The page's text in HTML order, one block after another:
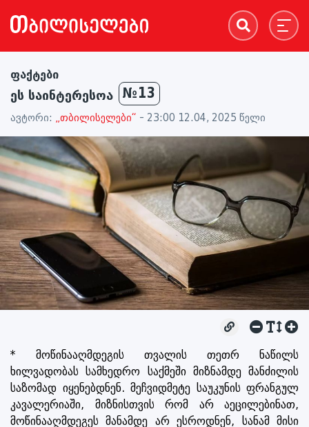
ფაქტები
ეს საინტერესოა №13
ავტორი: „თბილისელები“ - 23:00 12.04, 2025 წელი
* მოწინააღმდეგის თვალის თეთრ ნაწილს
ხილვადობას სამხედრო საქმეში მიზნამდე მანძილის
საზომად იყენებდნენ. მეჩვიდმეტე საუკუნის ფრანგულ
კავალერიაში, მიზნისთვის რომ არ აეცილებინათ,
მოწინააღმდეგეს მანამდე არ ესროდნენ, სანამ მისი